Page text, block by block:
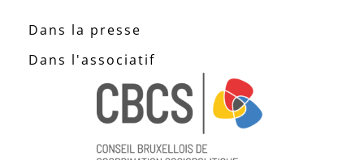
Dans la presse
Dans l'associatif